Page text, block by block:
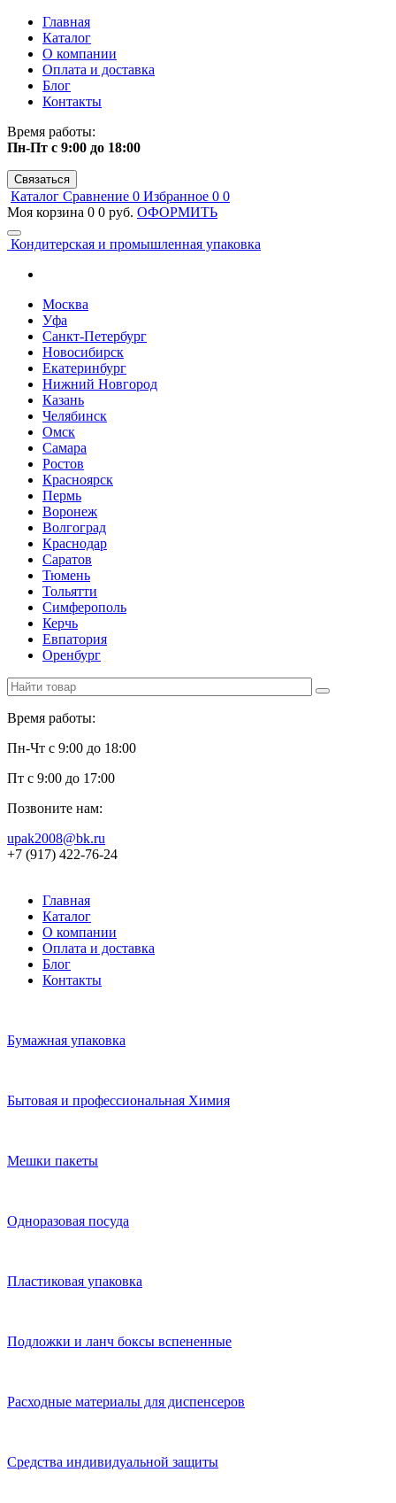
Главная
Каталог
О компании
Оплата и доставка
Блог
Контакты
Время работы:
Пн-Пт с 9:00 до 18:00
Связаться
Каталог Сравнение 0 Избранное 0 0
Моя корзина 0 0 руб. ОФОРМИТЬ
Кондитерская и промышленная упаковка
Москва
Уфа
Санкт-Петербург
Новосибирск
Екатеринбург
Нижний Новгород
Казань
Челябинск
Омск
Самара
Ростов
Красноярск
Пермь
Воронеж
Волгоград
Краснодар
Саратов
Тюмень
Тольятти
Симферополь
Керчь
Евпатория
Оренбург
Время работы:
Пн-Чт с 9:00 до 18:00
Пт с 9:00 до 17:00
Позвоните нам:
upak2008@bk.ru
+7 (917) 422-76-24
Главная
Каталог
О компании
Оплата и доставка
Блог
Контакты
Бумажная упаковка
Бытовая и профессиональная Химия
Мешки пакеты
Одноразовая посуда
Пластиковая упаковка
Подложки и ланч боксы вспененные
Расходные материалы для диспенсеров
Средства индивидуальной защиты